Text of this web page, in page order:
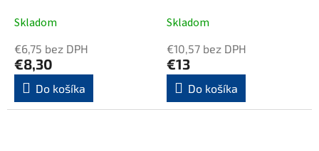
Skladom
€6,75 bez DPH
€8,30
Do košíka
Skladom
€10,57 bez DPH
€13
Do košíka